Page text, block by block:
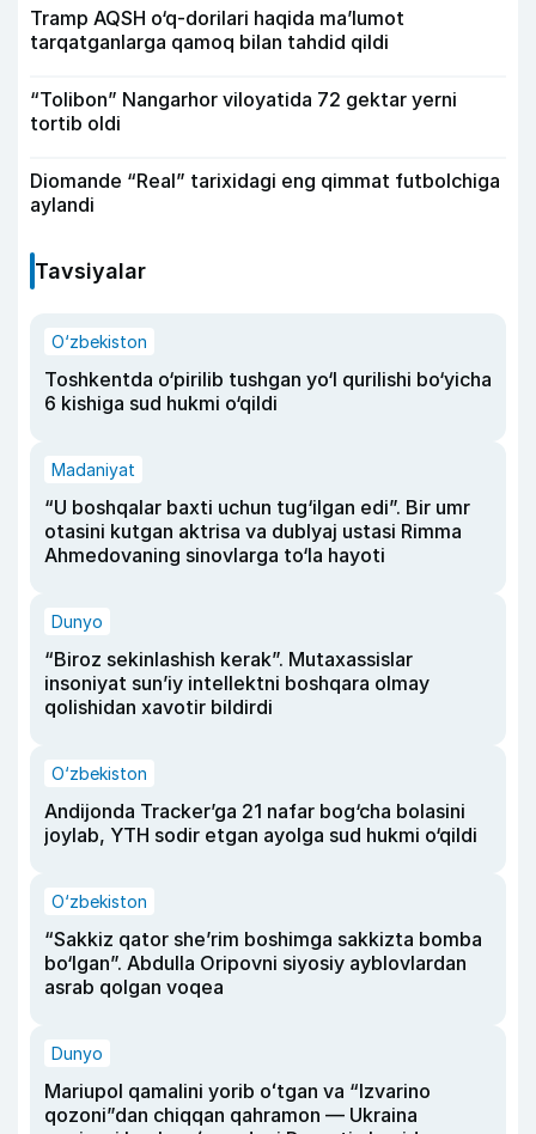
Tramp AQSH o‘q-dorilari haqida ma’lumot
tarqatganlarga qamoq bilan tahdid qildi
“Tolibon” Nangarhor viloyatida 72 gektar yerni
tortib oldi
Diomande “Real” tarixidagi eng qimmat futbolchiga
aylandi
Tavsiyalar
O‘zbekiston
Toshkentda o‘pirilib tushgan yo‘l qurilishi bo‘yicha
6 kishiga sud hukmi o‘qildi
Madaniyat
“U boshqalar baxti uchun tug‘ilgan edi”. Bir umr
otasini kutgan aktrisa va dublyaj ustasi Rimma
Ahmedovaning sinovlarga to‘la hayoti
Dunyo
“Biroz sekinlashish kerak”. Mutaxassislar
insoniyat sun’iy intellektni boshqara olmay
qolishidan xavotir bildirdi
O‘zbekiston
Andijonda Tracker’ga 21 nafar bog‘cha bolasini
joylab, YTH sodir etgan ayolga sud hukmi o‘qildi
O‘zbekiston
“Sakkiz qator she’rim boshimga sakkizta bomba
bo‘lgan”. Abdulla Oripovni siyosiy ayblovlardan
asrab qolgan voqea
Dunyo
Mariupol qamalini yorib oʻtgan va “Izvarino
qozoni”dan chiqqan qahramon — Ukraina